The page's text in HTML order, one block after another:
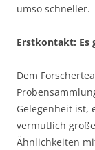
umso schneller.
Erstkontakt: Es
Dem
Gelegenheit ist,
vermutlich
Ähnlichkeiten